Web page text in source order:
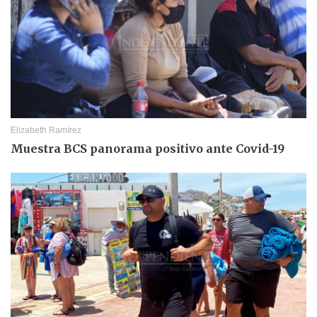
Elizabeth Ramírez
Muestra BCS panorama positivo ante Covid-19